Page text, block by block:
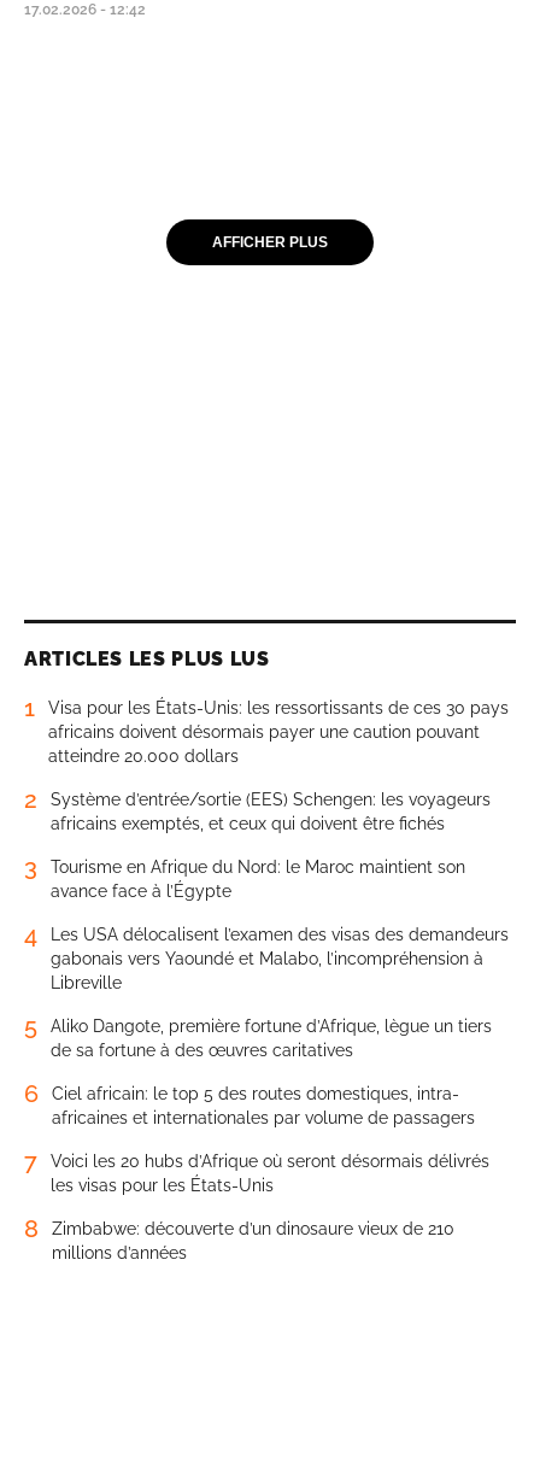
17.02.2026 - 12:42
AFFICHER PLUS
ARTICLES LES PLUS LUS
1
Visa pour les États-Unis: les ressortissants de ces 30 pays
africains doivent désormais payer une caution pouvant
atteindre 20.000 dollars
2
Système d’entrée/sortie (EES) Schengen: les voyageurs
africains exemptés, et ceux qui doivent être fichés
3
Tourisme en Afrique du Nord: le Maroc maintient son
avance face à l’Égypte
4
Les USA délocalisent l’examen des visas des demandeurs
gabonais vers Yaoundé et Malabo, l’incompréhension à
Libreville
5
Aliko Dangote, première fortune d’Afrique, lègue un tiers
de sa fortune à des œuvres caritatives
6
Ciel africain: le top 5 des routes domestiques, intra-
africaines et internationales par volume de passagers
7
Voici les 20 hubs d’Afrique où seront désormais délivrés
les visas pour les États-Unis
8
Zimbabwe: découverte d’un dinosaure vieux de 210
millions d’années